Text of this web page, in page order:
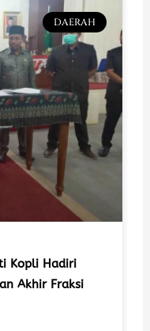
DAERAH
Kopli Hadiri
Akhir Fraksi